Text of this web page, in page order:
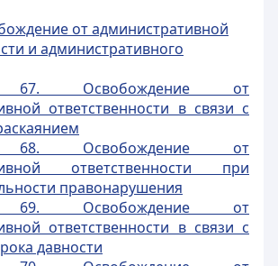
от административной
и административного
67. Освобождение от
ответственности в связи с
68. Освобождение от
ответственности при
правонарушения
69. Освобождение от
ответственности в связи с
давности